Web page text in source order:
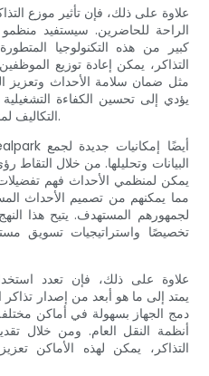
علاوة على ذلك، فإن تأثير موزع
الراحة للحاضرين. سيستفيد
كبير من هذه التكنولوجيا
التذاكر، يمكن إعادة توزيع
مثل ضمان سلامة الأحداث وتعزيز
يؤدي إلى تحسين الكفاءة
التكاليف لمنظمي الأحداث على المدى الطويل.
البيانات وتحليلها. من خلال التقاط
يمكن لمنظمي الأحداث فهم
مما يمكنهم من تصميم الأحداث
لجمهورهم المستهدف. يتيح هذا
تخصيصًا واستراتيجيات تسويق
علاوة على ذلك، فإن تعدد
دمج الجهاز بسهولة في أماكن
أنظمة النقل العام. ومن خلال
التذاكر، يمكن لهذه الأماكن